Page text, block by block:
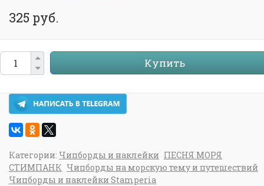
325 руб.
Купить
Категории: Чипборды и наклейки ПЕСНЯ МОРЯ
СТИМПАНК Чипборды на морскую тему и путешествий
Чипборды и наклейки Stamperia